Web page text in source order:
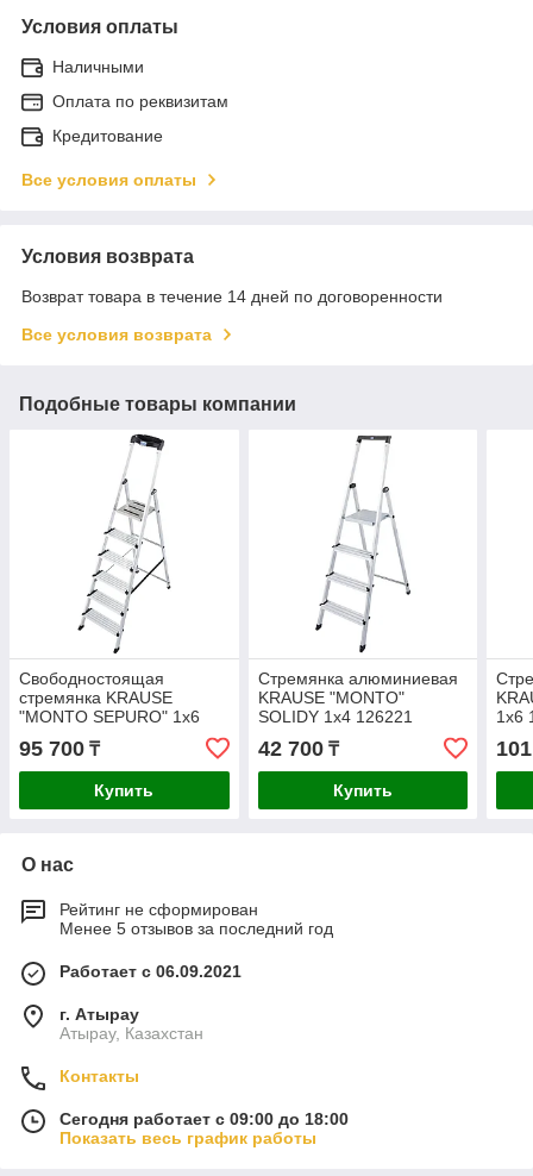
Условия оплаты
Наличными
Оплата по реквизитам
Кредитование
Все условия оплаты
Условия возврата
Возврат товара в течение 14 дней по договоренности
Все условия возврата
Подобные товары компании
Свободностоящая
стремянка KRAUSE
"MONTO SEPURO" 1x6
95 700 ₸
Купить
Стремянка алюминиевая
KRAUSE "MONTO"
SOLIDY 1х4 126221
42 700₸
Купить
1х6
О нас
Рейтинг не сформирован
Менее 5 отзывов за последний год
Работает с 06.09.2021
г. Атырау
Атырау, Казахстан
Контакты
Сегодня работает с 09:00 до 18:00
Показать весь график работы